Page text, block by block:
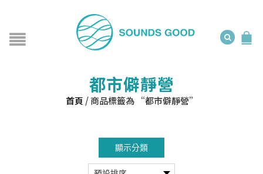
都市僻靜營
首頁 /商品標籤為 “都市僻靜營”
顯示分類